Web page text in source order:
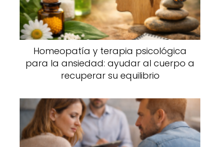
Homeopatía y terapia psicológica
para la ansiedad: ayudar al cuerpo a
recuperar su equilibrio